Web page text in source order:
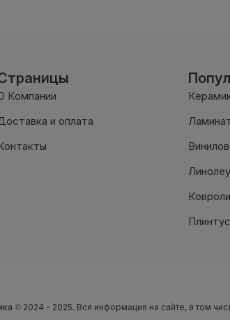
Компании
и оплата
Плинтус
© 2024 - 2025. Вся информация на сайте, в том